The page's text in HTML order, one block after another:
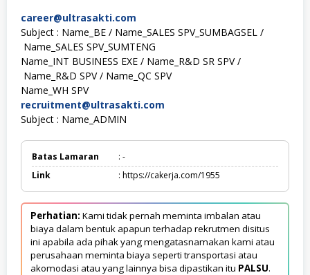
career@ultrasakti.com
Subject : Name_BE / Name_SALES SPV_SUMBAGSEL /
Name_SALES SPV_SUMTENG
Name_INT BUSINESS EXE / Name_R&D SR SPV /
Name_R&D SPV / Name_QC SPV
Name_WH SPV
recruitment@ultrasakti.com
Subject : Name_ADMIN
Batas Lamaran
: -
Link
: https://cakerja.com/1955
Perhatian: Kami tidak pernah meminta imbalan atau
biaya dalam bentuk apapun terhadap rekrutmen disitus
ini apabila ada pihak yang mengatasnamakan kami atau
perusahaan meminta biaya seperti transportasi atau
akomodasi atau yang lainnya bisa dipastikan itu PALSU.